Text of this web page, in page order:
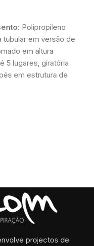
Polipropileno
tubular em versão de
em altura
5 lugares, giratória
em estrutura de
projectos de